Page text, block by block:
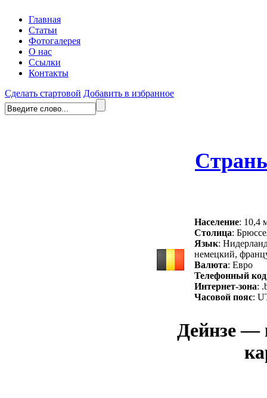
Главная
Статьи
Фотогалерея
О нас
Ссылки
Контакты
Сделать стартовой Добавить в избранное
Население: 10,4
Столица:
Язык:
немецкий,
Валюта: Евро
Телефонный код
Интернет-зона:
Часовой пояс:
Дейнзе —